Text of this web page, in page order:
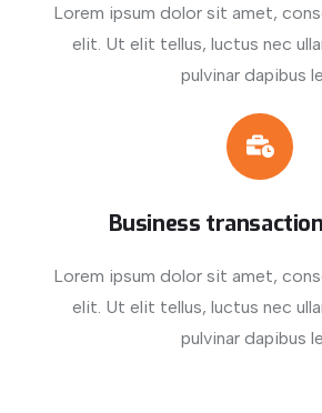
Lorem ipsum dolor sit amet,
elit. Ut elit tellus, luctus nec
pulvinar dapibus
Business
Lorem ipsum dolor sit amet,
elit. Ut elit tellus, luctus nec
pulvinar dapibus